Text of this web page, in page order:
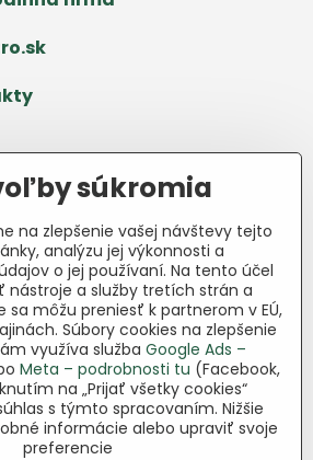
Instagram Blog
e-shop bez dotácií​.
vďaka vám – ľuďom, ktorí
prácu a lásku k pôde​. Každý
nám pomáha pokračovať
zmysel – pomáhať
zadarmo a srdcom​.
súkromia
na zlepšenie vašej návštevy tejto
analýzu jej výkonnosti a
o jej používaní. Na tento účel
nástroje a služby tretích strán a
sa môžu preniesť k partnerom v EÚ,
Súbory cookies na zlepšenie
využíva služba Google Ads –
Meta – podrobnosti tu (Facebook,
na „Prijať všetky cookies“
s týmto spracovaním. Nižšie
informácie alebo upraviť svoje
preferencie